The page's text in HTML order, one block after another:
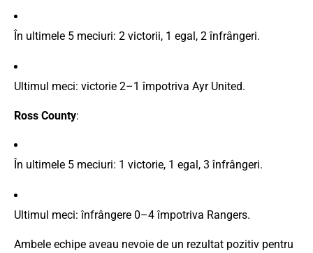
În ultimele 5 meciuri: 2 victorii, 1 egal, 2înfrângeri.
Ultimul meci: victorie 2–1împotriva Ayr United.
Ross County:
În ultimele 5 meciuri: 1 victorie, 1 egal, 3înfrângeri.
Ultimul meci:înfrângere 0–4împotriva Rangers.
Ambele echipe aveau nevoie de un rezultat pozitiv pentru